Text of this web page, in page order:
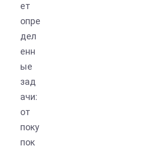
ет
опре
дел
енн
ые
зад
ачи:
от
поку
пок